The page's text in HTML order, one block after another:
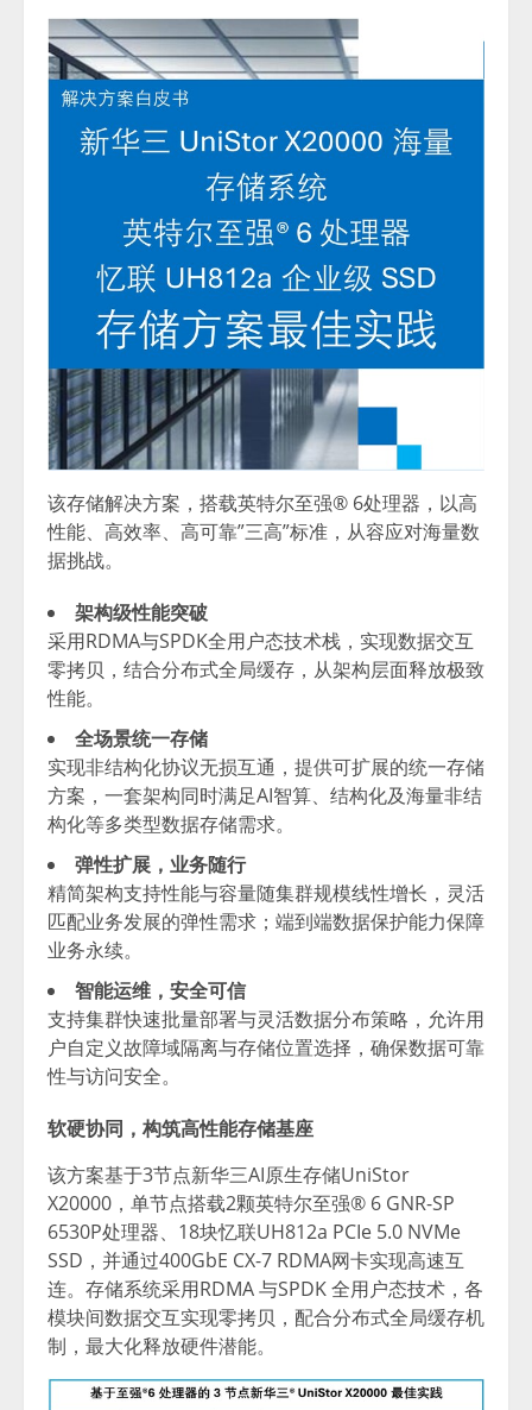
该存储解决方案，搭载英特尔至强® 6处理器，以高
性能、高效率、高可靠”三高”标准，从容应对海量数
据挑战。
架构级性能突破
采用RDMA与SPDK全用户态技术栈，实现数据交互
零拷贝，结合分布式全局缓存，从架构层面释放极致
性能。
全场景统一存储
实现非结构化协议无损互通，提供可扩展的统一存储
方案，一套架构同时满足AI智算、结构化及海量非结
构化等多类型数据存储需求。
弹性扩展，业务随行
精简架构支持性能与容量随集群规模线性增长，灵活
匹配业务发展的弹性需求；端到端数据保护能力保障
业务永续。
智能运维，安全可信
支持集群快速批量部署与灵活数据分布策略，允许用
户自定义故障域隔离与存储位置选择，确保数据可靠
性与访问安全。
软硬协同，构筑高性能存储基座
该方案基于3节点新华三AI原生存储UniStor
X20000，单节点搭载2颗英特尔至强® 6 GNR-SP
6530P处理器、18块忆联UH812a PCIe 5.0 NVMe
SSD，并通过400GbE CX-7 RDMA网卡实现高速互
连。存储系统采用RDMA 与SPDK 全用户态技术，各
模块间数据交互实现零拷贝，配合分布式全局缓存机
制，最大化释放硬件潜能。